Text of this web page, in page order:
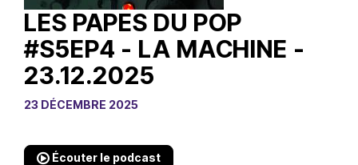
LES PAPES DU POP
#S5EP4 - LA MACHINE -
23.12.2025
23 DÉCEMBRE 2025
Écouter le podcast